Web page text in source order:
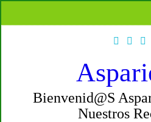
Bienvenid@s
Nuestros